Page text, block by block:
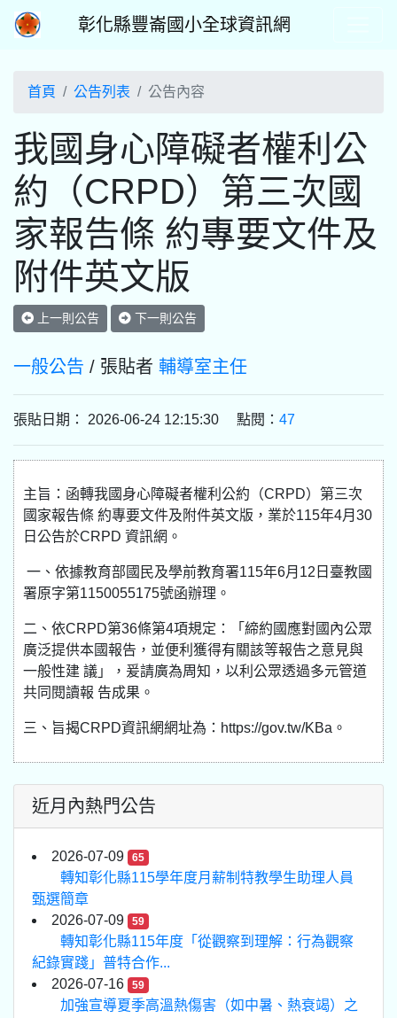
彰化縣豐崙國小全球資訊網
首頁 公告列表 公告內容
我國身心障礙者權利公
約（CRPD）第三次國
家報告條 約專要文件及
附件英文版
上一則公告 下一則公告
一般公告 / 張貼者 輔導室主任
張貼日期： 2026-06-24 12:15:30 點閱： 47
主旨：函轉我國身心障礙者權利公約（CRPD）第三次
國家報告條 約專要文件及附件英文版，業於115年4月30
日公告於CRPD 資訊網。
一、依據教育部國民及學前教育署115年6月12日臺教國
署原字第1150055175號函辦理。
二、依CRPD第36條第4項規定：「締約國應對國內公眾
廣泛提供本國報告，並便利獲得有關該等報告之意見與
一般性建 議」，爰請廣為周知，以利公眾透過多元管道
共同閱讀報 告成果。
三、旨揭CRPD資訊網網址為：https://gov.tw/KBa。
近月內熱門公告
2026-07-09 65
轉知彰化縣115學年度月薪制特教學生助理人員
甄選簡章
2026-07-09
59
轉知彰化縣115年度「從觀察到理解：行為觀察
紀錄實踐」普特合作...
2026-07-16
59
加強宣導夏季高溫熱傷害（如中暑、熱衰竭）之